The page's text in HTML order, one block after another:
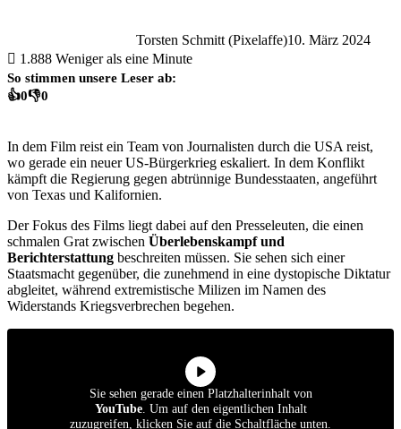
Torsten Schmitt (Pixelaffe)10. März 2024
1.888 Weniger als eine Minute
So stimmen unsere Leser ab:
👍0👎0
In dem Film reist ein Team von Journalisten durch die USA reist,
wo gerade ein neuer US-Bürgerkrieg eskaliert. In dem Konflikt
kämpft die Regierung gegen abtrünnige Bundesstaaten, angeführt
von Texas und Kalifornien.
Der Fokus des Films liegt dabei auf den Presseleuten, die einen
schmalen Grat zwischen Überlebenskampf und
Berichterstattung beschreiten müssen. Sie sehen sich einer
Staatsmacht gegenüber, die zunehmend in eine dystopische Diktatur
abgleitet, während extremistische Milizen im Namen des
Widerstands Kriegsverbrechen begehen.
Sie sehen gerade einen Platzhalterinhalt von
YouTube. Um auf den eigentlichen Inhalt
zuzugreifen, klicken Sie auf die Schaltfläche unten.